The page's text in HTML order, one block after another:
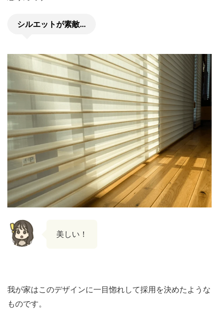
シルエットが素敵…
美しい！
我が家はこのデザインに一目惚れして採用を決めたような
ものです。